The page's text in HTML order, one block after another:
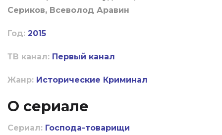
Сериков, Всеволод Аравин
Год: 2015
ТВ канал: Первый канал
Жанр: Исторические Криминал
О сериале
Сериал: Господа-товарищи